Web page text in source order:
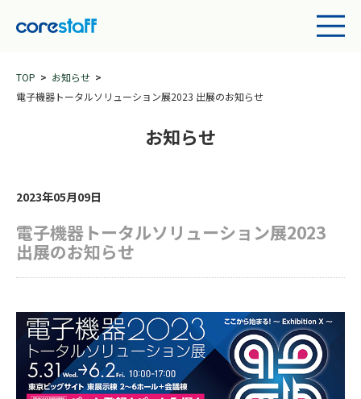
TOP
お知らせ
電子機器トータルソリューション展2023 出展のお知らせ
お知らせ
2023年05月09日
電子機器トータルソリューション展2023
出展のお知らせ